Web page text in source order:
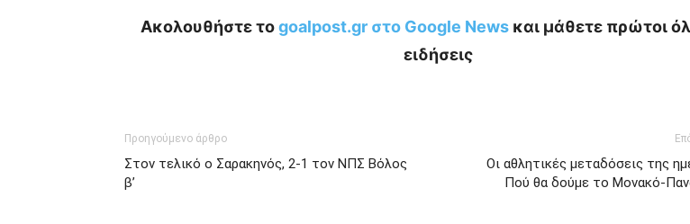
Ακολουθήστε τοgoalpost.gr στο Google Newsκαι μάθετε πρώτοι
ειδήσεις
Προηγούμενο άρθρο
Στον τελικό ο Σαρακηνός, 2-1 τον ΝΠΣ Βόλος
β’
Οι αθλητικές μεταδόσεις της
Πού θα δούμε το Μονακό-